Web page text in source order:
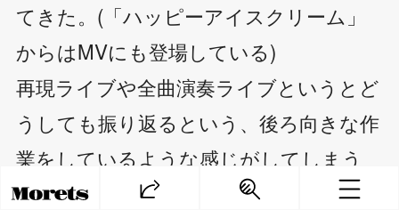
てきた。(「ハッピーアイスクリーム」
からはMVにも登場している)
再現ライブや全曲演奏ライブというとど
うしても振り返るという、後ろ向きな作
業をしているような感じがしてしまう
が、ミイラズにとってはそれは今の自分